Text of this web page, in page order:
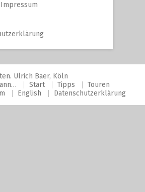
Ulrich Baer, Köln
Start Tipps
Touren
English Datenschutzerklärung